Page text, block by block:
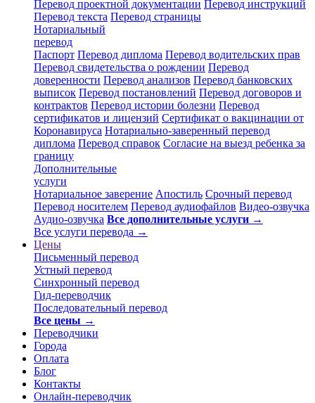
Перевод проектной документации Перевод инструкций
Перевод текста Перевод страницы
Нотариальный
перевод
Паспорт Перевод диплома Перевод водительских прав
Перевод свидетельства о рождении Перевод
доверенности Перевод анализов Перевод банковских
выписок Перевод постановлений Перевод договоров и
контрактов Перевод истории болезни Перевод
сертификатов и лицензий Сертификат о вакцинации от
Коронавируса Нотариально-заверенный перевод
диплома Перевод справок Согласие на выезд ребенка за
границу
Дополнительные
услуги
Нотариальное заверение Апостиль Срочный перевод
Перевод носителем Перевод аудиофайлов Видео-озвучка
Аудио-озвучка Все дополнительные услуги →
Все услуги перевода →
Цены
Письменный перевод
Устный перевод
Синхронный перевод
Гид-переводчик
Последовательный перевод
Все цены →
Переводчики
Города
Оплата
Блог
Контакты
Онлайн-переводчик